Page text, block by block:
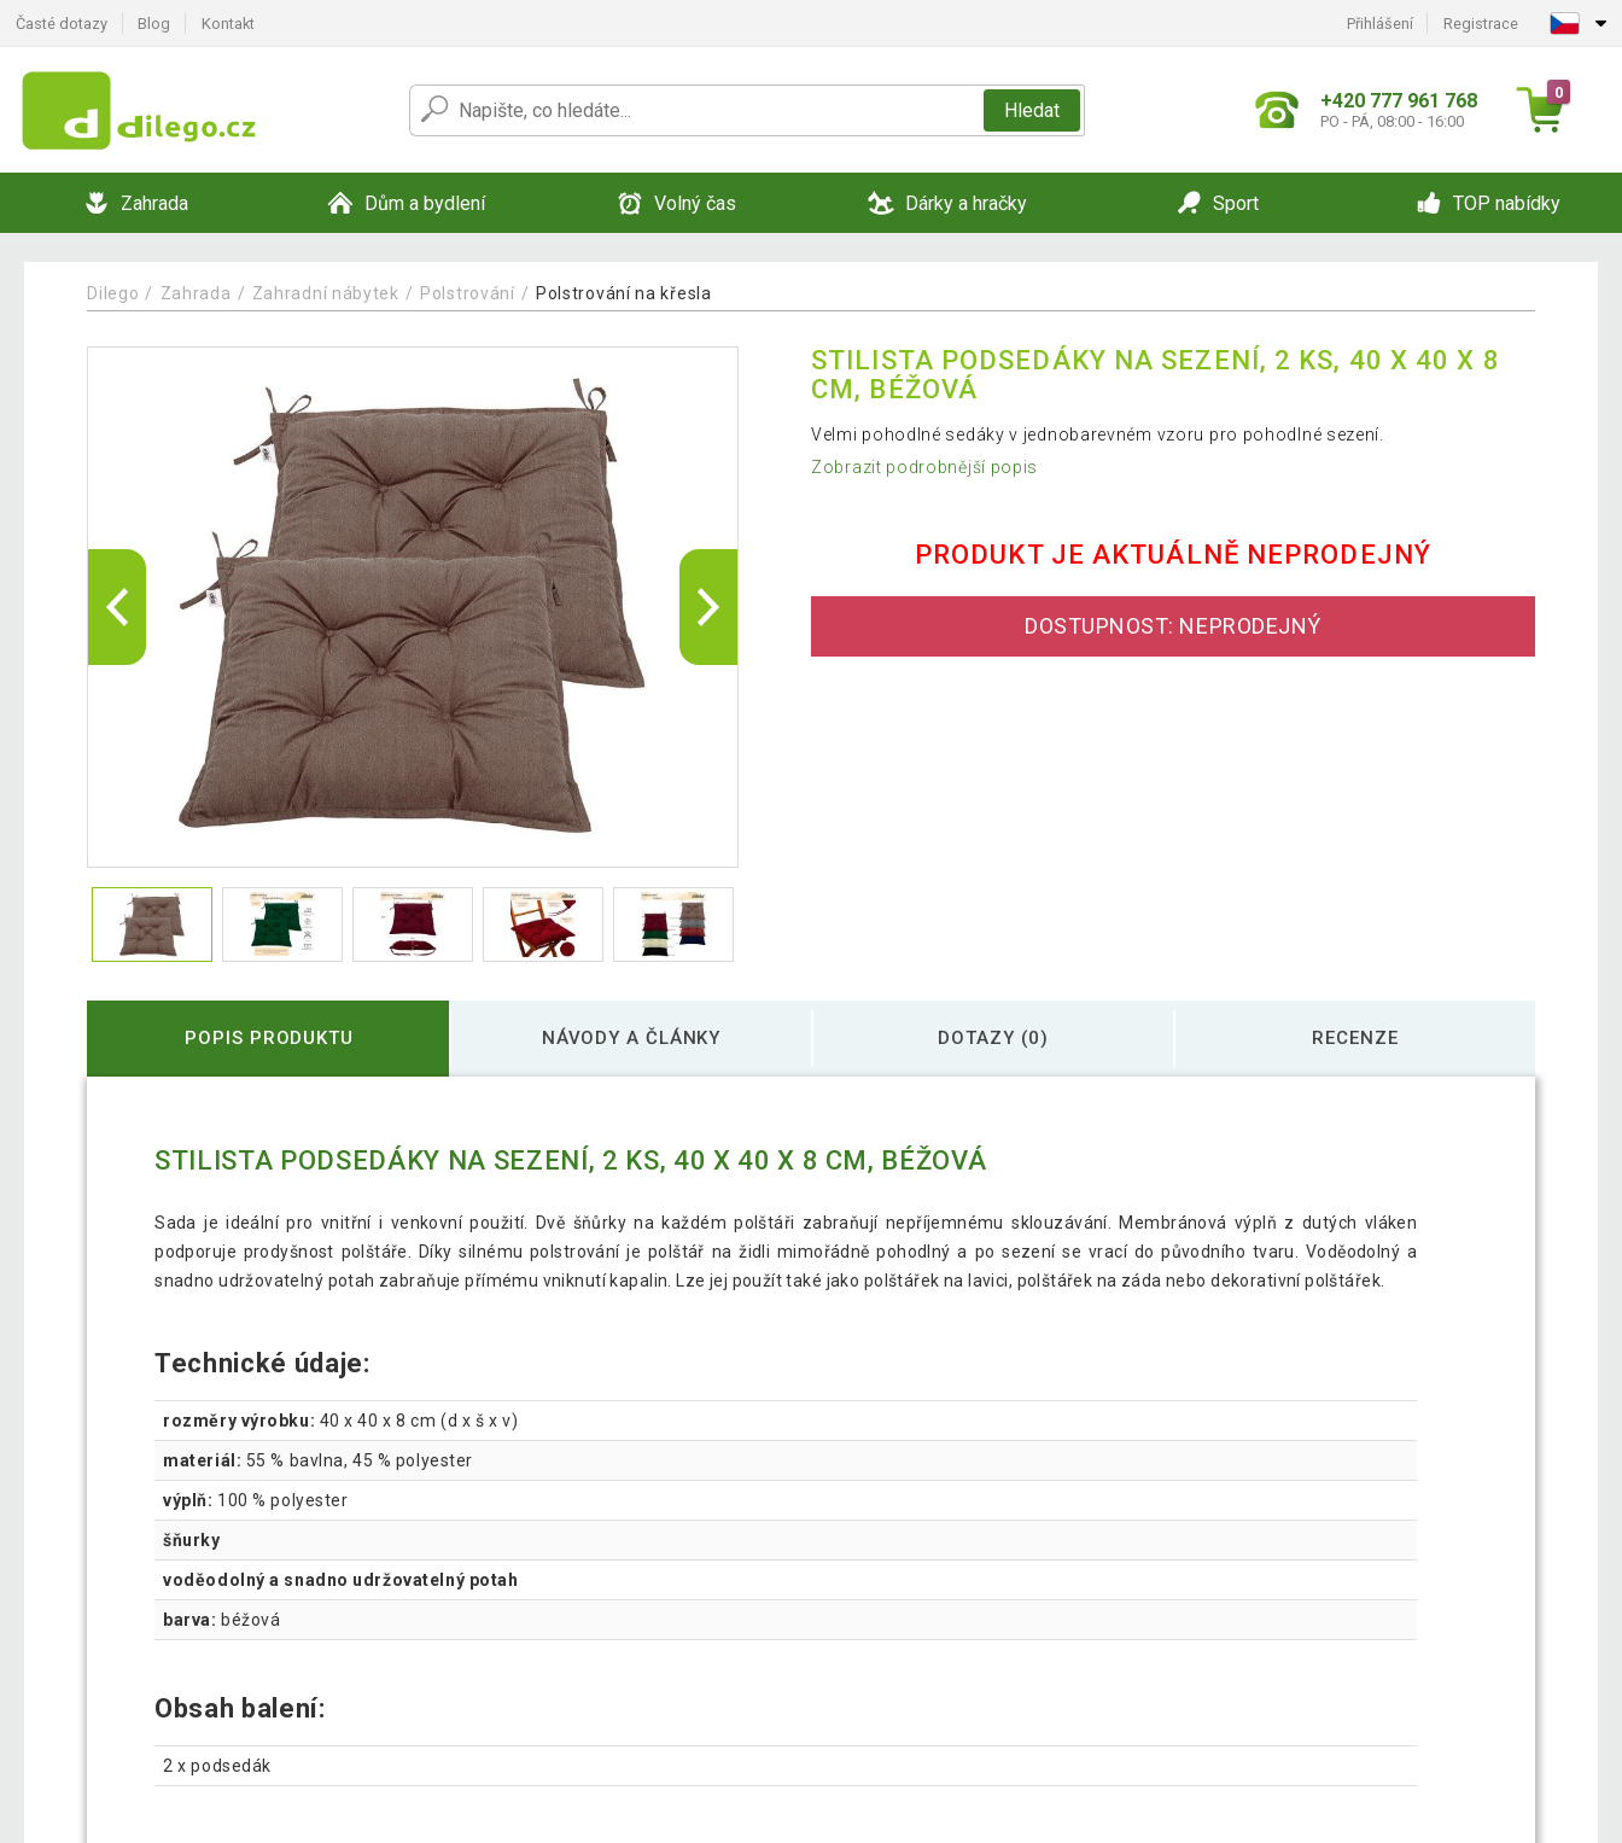
Časté dotazy Blog Kontakt Přihlášení Registrace
Hledat +420 777 961 768
PO - PÁ, 08:00 - 16:00
0
Zahrada Dům a bydlení Volný čas Dárky a hračky Sport TOP nabídky
Dilego Zahrada Zahradní nábytek Polstrování Polstrování na křesla
STILISTA PODSEDÁKY NA SEZENÍ, 2 KS, 40 X 40 X 8
CM, BÉŽOVÁ
Velmi pohodlné sedáky v jednobarevném vzoru pro pohodlné sezení.
Zobrazit podrobnější popis
PRODUKT JE AKTUÁLNĚ NEPRODEJNÝ
DOSTUPNOST: NEPRODEJNÝ
POPIS PRODUKTU NÁVODY A ČLÁNKY DOTAZY (0) RECENZE
STILISTA PODSEDÁKY NA SEZENÍ, 2 KS, 40 X 40 X 8 CM, BÉŽOVÁ
Sada je ideální pro vnitřní i venkovní použití. Dvě šňůrky na každém polštáři zabraňují nepříjemnému sklouzávání. Membránová výplň z dutých vláken
podporuje prodyšnost polštáře. Díky silnému polstrování je polštář na židli mimořádně pohodlný a po sezení se vrací do původního tvaru. Voděodolný a
snadno udržovatelný potah zabraňuje přímému vniknutí kapalin. Lze jej použít také jako polštářek na lavici, polštářek na záda nebo dekorativní polštářek.
Technické údaje:
rozměry výrobku: 40 x 40 x 8 cm (d x š x v)
materiál: 55 % bavlna, 45 % polyester
výplň: 100 % polyester
šňurky
voděodolný a snadno udržovatelný potah
barva: béžová
Obsah balení:
2 x podsedák